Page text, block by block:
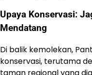
Upaya Konservasi:
Mendatang
Di balik kemolekan,
konservasi, terutama